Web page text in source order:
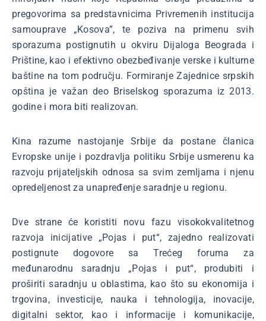
pregovorima sa predstavnicima Privremenih institucija
samouprave „Kosova”, te poziva na primenu svih
sporazuma postignutih u okviru Dijaloga Beograda i
Prištine, kao i efektivno obezbeđivanje verske i kulturne
baštine na tom području. Formiranje Zajednice srpskih
opština je važan deo Briselskog sporazuma iz 2013.
godine i mora biti realizovan.
Kina razume nastojanje Srbije da postane članica
Evropske unije i pozdravlja politiku Srbije usmerenu ka
razvoju prijateljskih odnosa sa svim zemljama i njenu
opredeljenost za unapređenje saradnje u regionu.
Dve strane će koristiti novu fazu visokokvalitetnog
razvoja inicijative „Pojas i put“, zajedno realizovati
postignute dogovore sa Trećeg foruma za
međunarodnu saradnju „Pojas i put“, produbiti i
proširiti saradnju u oblastima, kao što su ekonomija i
trgovina, investicije, nauka i tehnologija, inovacije,
digitalni sektor, kao i informacije i komunikacije,